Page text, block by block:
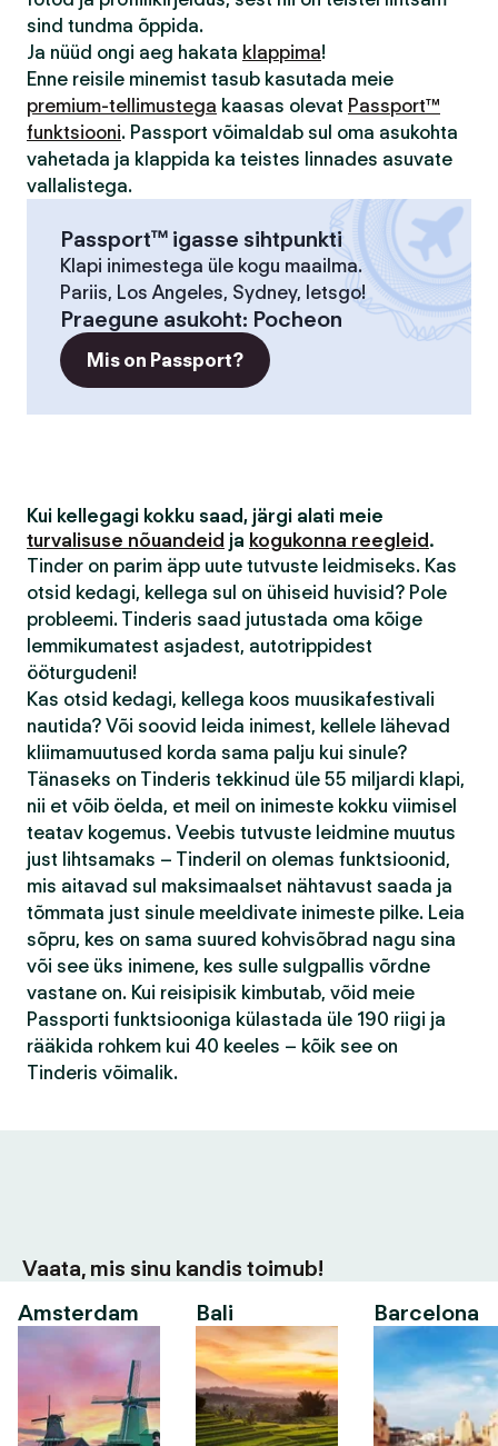
sind tundma õppida.
Ja nüüd ongi aeg hakata klappima!
Enne reisile minemist tasub kasutada meie
premium-tellimustega kaasas olevat Passport™
funktsiooni. Passport võimaldab sul oma asukohta
vahetada ja klappida ka teistes linnades asuvate
vallalistega.
Passport™ igasse sihtpunkti
Klapi inimestega üle kogu maailma.
Pariis, Los Angeles, Sydney, letsgo!
Praegune asukoht: Pocheon
Mis on Passport?
Kui kellegagi kokku saad, järgi alati meie
turvalisuse nõuandeid ja kogukonna reegleid .
Tinder on parim äpp uute tutvuste leidmiseks. Kas
otsid kedagi, kellega sul on ühiseid huvisid? Pole
probleemi. Tinderis saad jutustada oma kõige
lemmikumatest asjadest, autotrippidest
ööturgudeni!
Kas otsid kedagi, kellega koos muusikafestivali
nautida? Või soovid leida inimest, kellele lähevad
kliimamuutused korda sama palju kui sinule?
Tänaseks on Tinderis tekkinud üle 55 miljardi klapi,
nii et võib öelda, et meil on inimeste kokku viimisel
teatav kogemus. Veebis tutvuste leidmine muutus
just lihtsamaks – Tinderil on olemas funktsioonid,
mis aitavad sul maksimaalset nähtavust saada ja
tõmmata just sinule meeldivate inimeste pilke. Leia
sõpru, kes on sama suured kohvisõbrad nagu sina
või see üks inimene, kes sulle sulgpallis võrdne
vastane on. Kui reisipisik kimbutab, võid meie
Passporti funktsiooniga külastada üle 190 riigi ja
rääkida rohkem kui 40 keeles – kõik see on
Tinderis võimalik.
Vaata, mis sinu kandis toimub!
Amsterdam
Bali Barcelona